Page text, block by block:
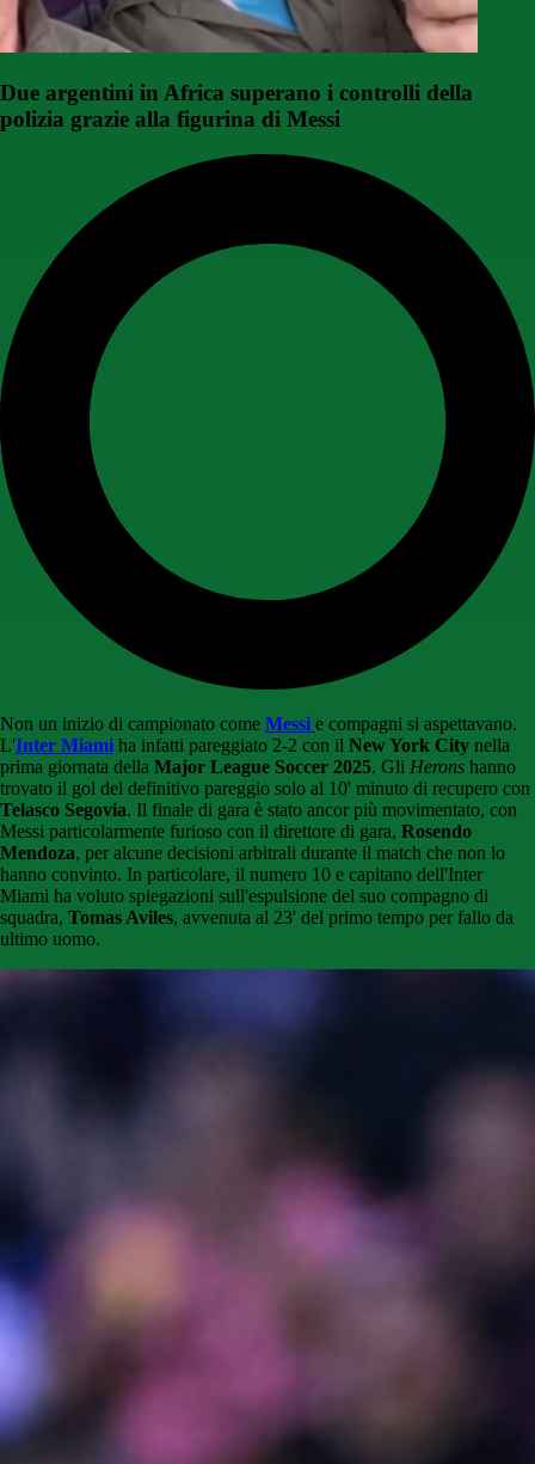
Due argentini in Africa superano i controlli della
polizia grazie alla figurina di Messi
Non un inizio di campionato come Messi e compagni si aspettavano.
L'Inter Miami ha infatti pareggiato 2-2 con il New York City nella
prima giornata della Major League Soccer 2025. Gli Herons hanno
trovato il gol del definitivo pareggio solo al 10' minuto di recupero con
Telasco Segovia. Il finale di gara è stato ancor più movimentato, con
Messi particolarmente furioso con il direttore di gara, Rosendo
Mendoza, per alcune decisioni arbitrali durante il match che non lo
hanno convinto. In particolare, il numero 10 e capitano dell'Inter
Miami ha voluto spiegazioni sull'espulsione del suo compagno di
squadra, Tomas Aviles, avvenuta al 23' del primo tempo per fallo da
ultimo uomo.